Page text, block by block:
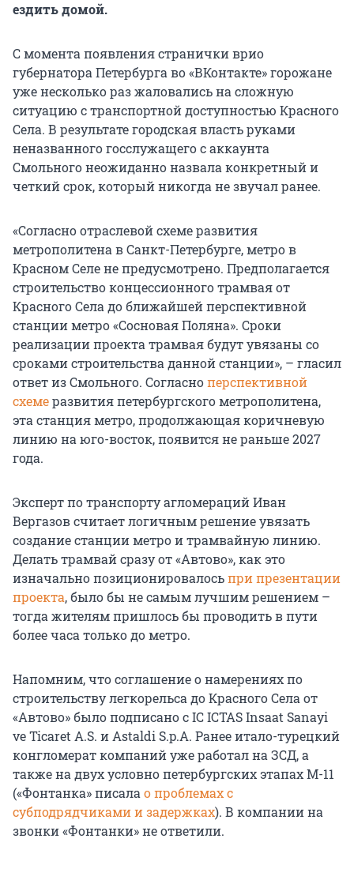
ездить домой.
С момента появления странички врио
губернатора Петербурга во «ВКонтакте» горожане
уже несколько раз жаловались на сложную
ситуацию с транспортной доступностью Красного
Села. В результате городская власть руками
неназванного госслужащего с аккаунта
Смольного неожиданно назвала конкретный и
четкий срок, который никогда не звучал ранее.
«Согласно отраслевой схеме развития
метрополитена в Санкт-Петербурге, метро в
Красном Селе не предусмотрено. Предполагается
строительство концессионного трамвая от
Красного Села до ближайшей перспективной
станции метро «Сосновая Поляна». Сроки
реализации проекта трамвая будут увязаны со
сроками строительства данной станции», – гласил
ответ из Смольного. Согласноперспективной
схемеразвития петербургского метрополитена,
эта станция метро, продолжающая коричневую
линию на юго-восток, появится не раньше 2027
года.
Эксперт по транспорту агломераций Иван
Вергазов считает логичным решение увязать
создание станции метро и трамвайную линию.
Делать трамвай сразу от «Автово», как это
изначально позиционировалосьпри презентации
проекта, было бы не самым лучшим решением –
тогда жителям пришлось бы проводить в пути
более часа только до метро.
Напомним, что соглашение о намерениях по
строительству легкорельса до Красного Села от
«Автово» было подписано с IC ICTAS Insaat Sanayi
ve Ticaret A.S. и Astaldi S.p.A. Ранее итало-турецкий
конгломерат компаний уже работал на ЗСД, а
также на двух условно петербургских этапах М-11
(«Фонтанка» писала о проблемах с
субподрядчиками и задержках). В компании на
звонки «Фонтанки» не ответили.